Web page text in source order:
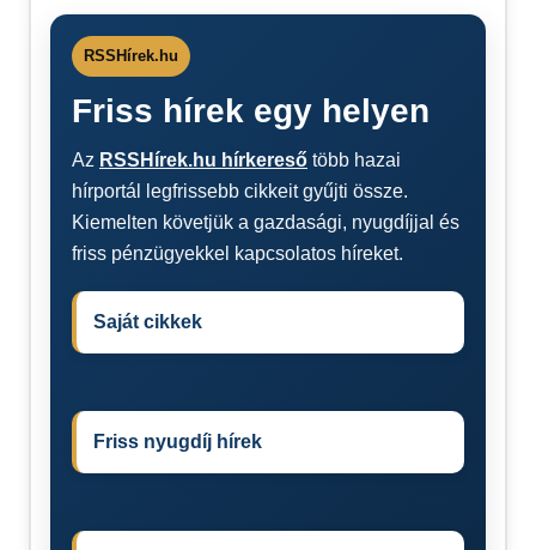
RSSHírek.hu
Friss hírek egy helyen
Az RSSHírek.hu hírkereső több hazai
hírportál legfrissebb cikkeit gyűjti össze.
Kiemelten követjük a gazdasági, nyugdíjjal és
friss pénzügyekkel kapcsolatos híreket.
Saját cikkek
Friss nyugdíj hírek